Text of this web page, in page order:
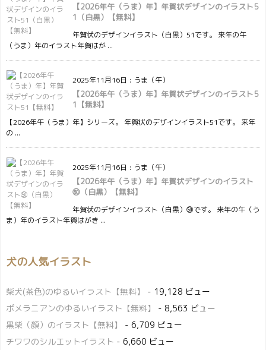
【2026年午（うま）年】年賀状デザインのイラスト5
1（白黒）【無料】
年賀状のデザインイラスト（白黒）51です。 来年の午
（うま）年のイラスト年賀はが ...
2025年11月16日 : うま（午）
【2026年午（うま）年】年賀状デザインのイラスト5
1【無料】
【2026年午（うま）年】シリーズ。 年賀状のデザインイラスト51です。 来年
の ...
2025年11月16日 : うま（午）
【2026年午（うま）年】年賀状デザインのイラスト
㊿（白黒）【無料】
年賀状のデザインイラスト（白黒）㊿です。 来年の午（う
ま）年のイラスト年賀はがき ...
犬の人気イラスト
柴犬(茶色)のゆるいイラスト【無料】
- 19,128 ビュー
ポメラニアンのゆるいイラスト【無料】
- 8,563 ビュー
黒柴（顔）のイラスト【無料】
- 6,709 ビュー
チワワのシルエットイラスト - 6,660 ビュー